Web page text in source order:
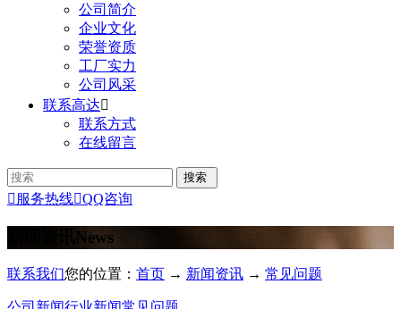
公司简介
企业文化
荣誉资质
工厂实力
公司风采
联系高达
联系方式
在线留言
 服务热线QQ咨询
新闻资讯News
联系我们您的位置： 首页 → 新闻资讯 → 常见问题